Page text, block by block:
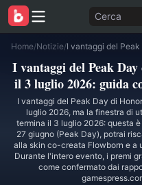
Cerca
Home/Notizie/
I vantaggi del Peak
il 3 luglio 2026: guida
I vantaggi del Peak Day di
luglio 2026, ma la finestra di
termina il 3 luglio 2026: questa
27 giugno (Peak Day), potrai
alla skin co-creata Flowborn e a
Durante l'intero evento, i premi
come confermato dai